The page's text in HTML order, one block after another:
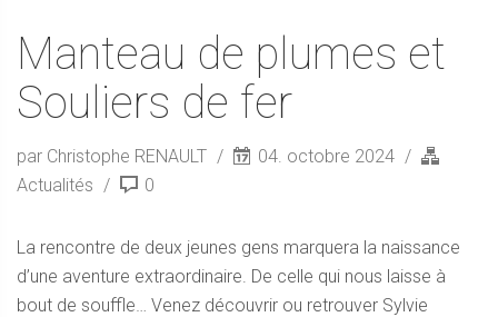
Manteau de plumes et
Souliers de fer
par Christophe RENAULT
04. octobre 2024
Actualités
0
La rencontre de deux jeunes gens marquera la naissance
d’une aventure extraordinaire. De celle qui nous laisse à
bout de souffle… Venez découvrir ou retrouver Sylvie